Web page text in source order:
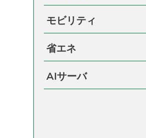
モビリティ
省エネ
AIサーバ